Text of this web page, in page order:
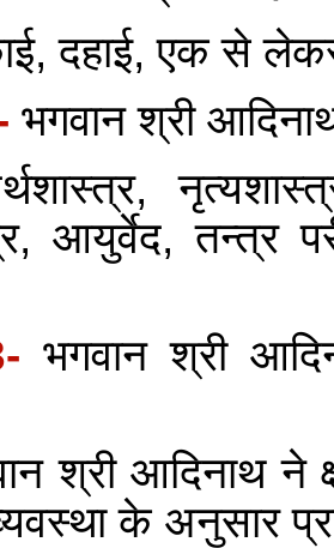
दहाई, एक से
भगवान श्री
आयुर्वेद, तन्त्र
भगवान श्री
श्री आदिनाथ ने
के अनुसार